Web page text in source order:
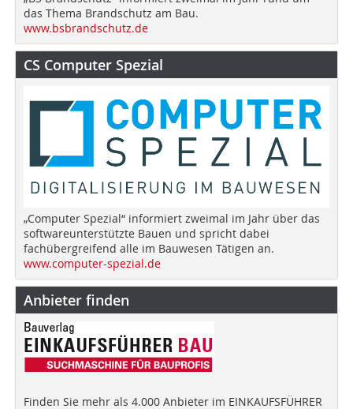
das Thema Brandschutz am Bau.
www.bsbrandschutz.de
CS Computer Spezial
„Computer Spezial“ informiert zweimal im Jahr über das
softwareunterstützte Bauen und spricht dabei
fachübergreifend alle im Bauwesen Tätigen an.
www.computer-spezial.de
Anbieter finden
Finden Sie mehr als 4.000 Anbieter im EINKAUFSFÜHRER